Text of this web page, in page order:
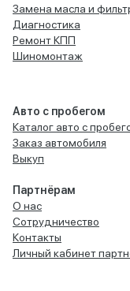
Замена масла и
Диагностика
Ремонт КПП
Шиномонтаж
Авто с пробегом
Каталог авто с
Заказ автомобиля
Выкуп
Партнёрам
О нас
Сотрудничество
Контакты
Личный кабинет